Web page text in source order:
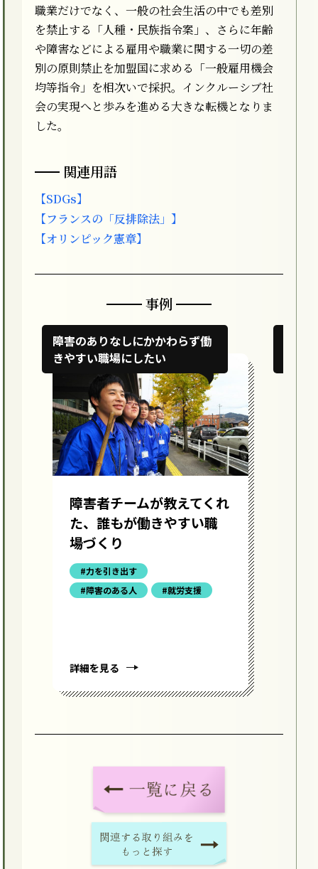
職業だけでなく、一般の社会生活の中でも差別
を禁止する「人種・民族指令案」、さらに年齢
や障害などによる雇用や職業に関する一切の差
別の原則禁止を加盟国に求める「一般雇用機会
均等指令」を相次いで採択。インクルーシブ社
会の実現へと歩みを進める大きな転機となりま
した。
関連用語
【SDGs】
【フランスの「反排除法」】
【オリンピック憲章】
事例
障害のありなしにかかわらず働
きやすい職場にしたい
障害者チームが教えてくれ
た、誰もが働きやすい職
場づくり
#力を引き出す
#障害のある人
#就労支援
詳細を見る